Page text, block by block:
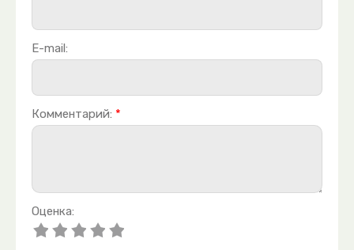
E-mail:
Комментарий: *
Оценка: